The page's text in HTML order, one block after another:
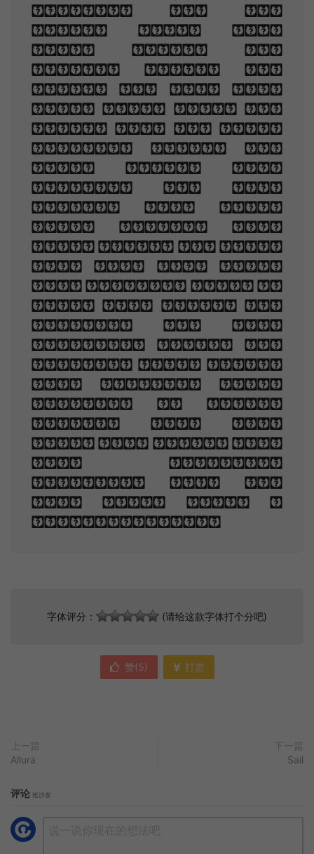
nodding by the
fire, take down
this book, And
slowly read, and
dream of the soft
look Your eyes had
once, and of their
shadows deep; How
many loved your
moments of glad
grace, And loved
your beauty with
love false or true,
But one man loved
the pilgrim soul in
you, And loved the
sorrows of your
changing face. And
bending down beside
the glowing bars,
Murmur, a little
sadly, how Love
fled And paced upon
the mountains
overhead And hid
his face amid a
crowd of stars.
字体评分： (请给这款字体打个分吧)
赞(5) 打赏
上一篇
Allura
下一篇
Sail
评论 抢沙发